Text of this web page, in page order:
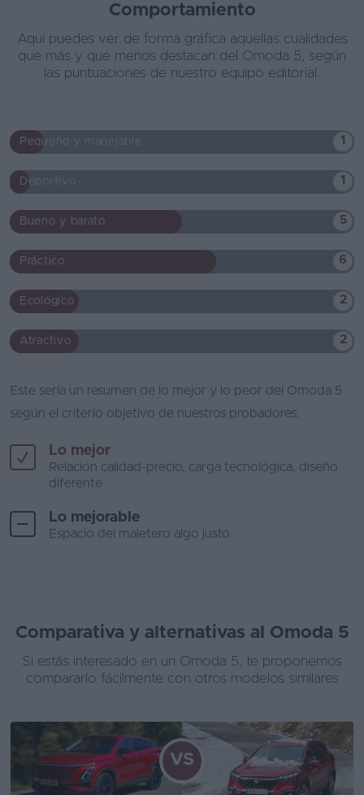
Comportamiento
Aquí puedes ver de forma gráfica aquellas cualidades
que más y que menos destacan del Omoda 5, según
las puntuaciones de nuestro equipo editorial.
Pequeño y manejable 1
Deportivo 1
Bueno y barato 5
Práctico 6
Ecológico 2
Atractivo 2
Este sería un resumen de lo mejor y lo peor del Omoda 5
según el criterio objetivo de nuestros probadores.
Lo mejor
Relación calidad-precio, carga tecnológica, diseño
diferente
Lo mejorable
Espacio del maletero algo justo
Comparativa y alternativas al Omoda 5
Si estás interesado en un Omoda 5, te proponemos
compararlo fácilmente con otros modelos similares
VS